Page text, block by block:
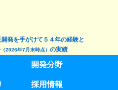
発を手がけて５４年の経験と
（2026年7月末時点） の実績
開発分野
採用情報